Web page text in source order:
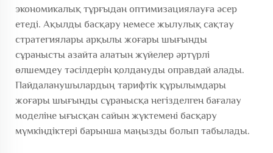
экономикалық тұрғыдан оптимизациялауға әсер
етеді. Ақылды басқару немесе жылулық сақтау
стратегиялары арқылы жоғары шығынды
сұранысты азайта алатын жүйелер әртүрлі
өлшемдеу тәсілдерін қолдануды оправдай алады.
Пайдаланушылардың тарифтік құрылымдары
жоғары шығынды сұранысқа негізделген бағалау
моделіне ығысқан сайын жүктемені басқару
мүмкіндіктері барынша маңызды болып табылады.